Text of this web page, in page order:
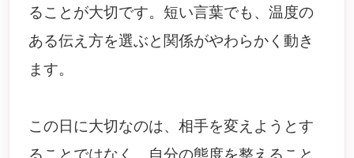
ることが大切です。短い言葉でも、温度の
ある伝え方を選ぶと関係がやわらかく動き
ます。
この日に大切なのは、相手を変えようとす
ることではなく、自分の態度を整えること